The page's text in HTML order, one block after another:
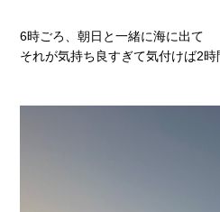
6時ごろ、朝日と一緒に海に出て
それが気持ち良すぎて気付けば2時